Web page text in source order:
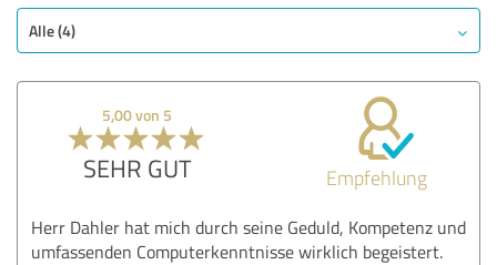
Nutzen
Leistungen
Umsetzung
Beratung
Bewertung anzeigen
Alle (4)
5,00 von 5
SEHR GUT Empfehlung
Herr Dahler hat mich durch seine Geduld, Kompetenz und
umfassenden Computerkenntnisse wirklich begeistert.